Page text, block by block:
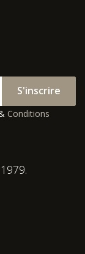
S'inscrire
Conditions